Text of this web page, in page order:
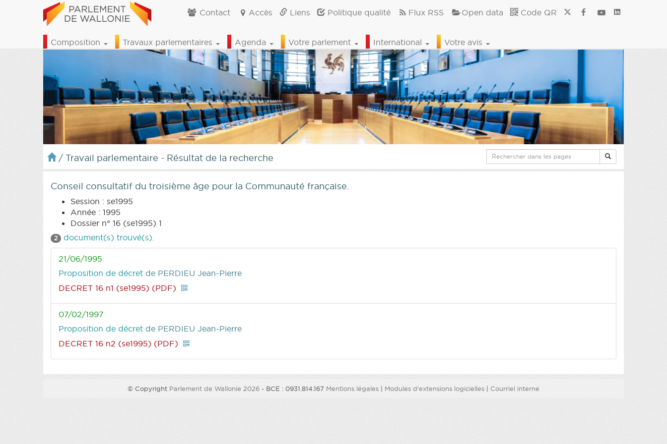
Contact Accès Liens Politique qualité Flux RSS Open data Code QR
Composition Travaux parlementaires Agenda Votre parlement International Votre avis
/ Travail parlementaire - Résultat de la recherche
Conseil consultatif du troisième âge pour la Communauté française.
Session : se1995
Année : 1995
Dossier n° 16 (se1995) 1
2 document(s) trouvé(s).
21/06/1995
Proposition de décret de PERDIEU Jean-Pierre
DECRET 16 n1 (se1995) (PDF)
07/02/1997
Proposition de décret de PERDIEU Jean-Pierre
DECRET 16 n2 (se1995) (PDF)
© Copyright Parlement de Wallonie 2026 - BCE : 0931.814.167 Mentions légales | Modules d'extensions logicielles | Courriel interne